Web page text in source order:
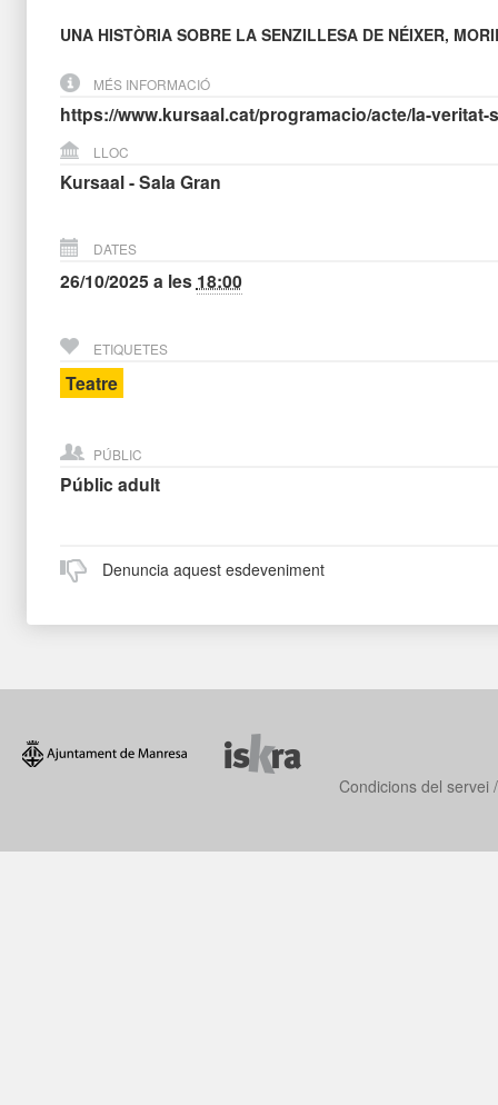
UNA HISTÒRIA SOBRE LA SENZILLESA DE NÉIXER,
MÉS INFORMACIÓ
https://www.kursaal.cat/programacio/acte/la-veritat-
LLOC
Kursaal - Sala Gran
DATES
26/10/2025 a les 18:00
ETIQUETES
Teatre
PÚBLIC
Públic adult
Denuncia aquest esdeveniment
Condicions del servei